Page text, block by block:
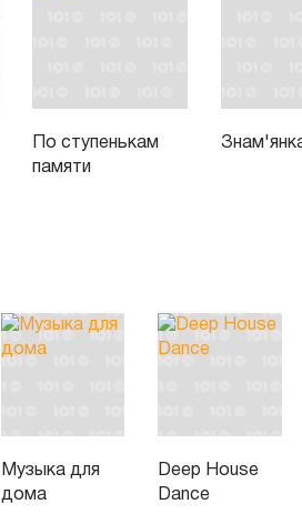
По ступенькам
памяти
Музыка для
дома
Deep House
Dance